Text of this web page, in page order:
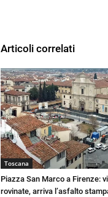
Articoli correlati
Toscana
Piazza San Marco a Firenze:
rovinate, arriva l’asfalto